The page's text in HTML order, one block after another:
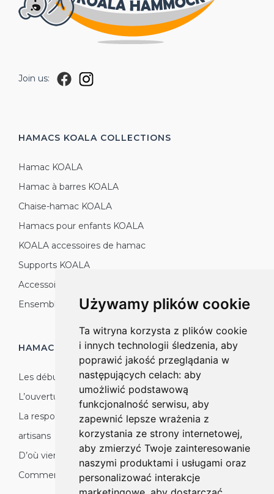
Używamy plików cookie
Ta witryna korzysta z plików cookie
i innych technologii śledzenia, aby
poprawić jakość przeglądania w
następujących celach: aby
umożliwić podstawową
funkcjonalność serwisu, aby
zapewnić lepsze wrażenia z
korzystania ze strony internetowej,
aby zmierzyć Twoje zainteresowanie
naszymi produktami i usługami oraz
personalizować interakcje
Join us:
HAMACS KOALA COLLECTIONS
Hamac KOALA
Hamac à barres KOALA
Chaise-hamac KOALA
Hamacs pour enfants KOALA
KOALA accessoires de hamac
Supports KOALA
Accessoires KOALA
Ensembles de jardin KOALA
HAMACS KOALAPRODUCTION
Les débuts
L’ouverture sur le monde
La responsabilité sociale : nature, environnement,
artisans
D’où vient le produit
Comment nous organisons la production